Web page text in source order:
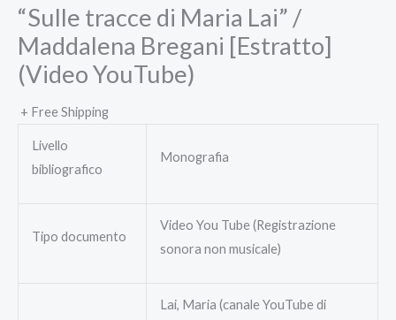
“Sulle tracce di Maria Lai” /
Maddalena Bregani [Estratto]
(Video YouTube)
+ Free Shipping
Livello
bibliografico
Monografia
Tipo documento
Video You Tube (Registrazione
sonora non musicale)
Lai, Maria (canale YouTube di